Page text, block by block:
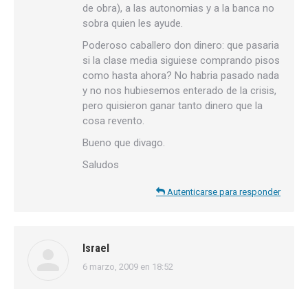
de obra), a las autonomias y a la banca no
sobra quien les ayude.
Poderoso caballero don dinero: que pasaria
si la clase media siguiese comprando pisos
como hasta ahora? No habria pasado nada
y no nos hubiesemos enterado de la crisis,
pero quisieron ganar tanto dinero que la
cosa revento.
Bueno que divago.
Saludos
Autenticarse para responder
Israel
dice:
6 marzo, 2009 en 18:52